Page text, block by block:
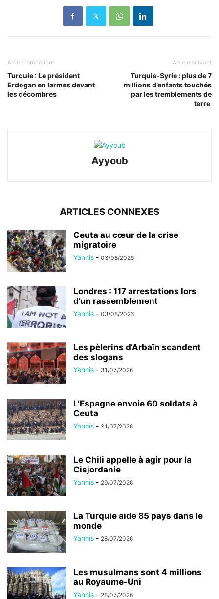
Article précédent
Turquie : Le président
Erdogan en larmes devant
les décombres
Article suivant
Turquie-Syrie : plus de 7
millions d’enfants touchés
par les tremblements de
terre
Ayyoub
ARTICLES CONNEXES
Ceuta au cœur de la crise
migratoire
Yannis - 03/08/2026
Londres : 117 arrestations lors
d’un rassemblement
Yannis - 03/08/2026
Les pèlerins d’Arbaïn scandent
des slogans
Yannis - 31/07/2026
L’Espagne envoie 60 soldats à
Ceuta
Yannis - 31/07/2026
Le Chili appelle à agir pour la
Cisjordanie
Yannis - 29/07/2026
La Turquie aide 85 pays dans le
monde
Yannis - 28/07/2026
Les musulmans sont 4 millions
au Royaume-Uni
Yannis - 28/07/2026